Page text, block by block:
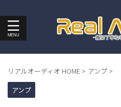
リアルオーディオ HOME > アンプ >
アンプ